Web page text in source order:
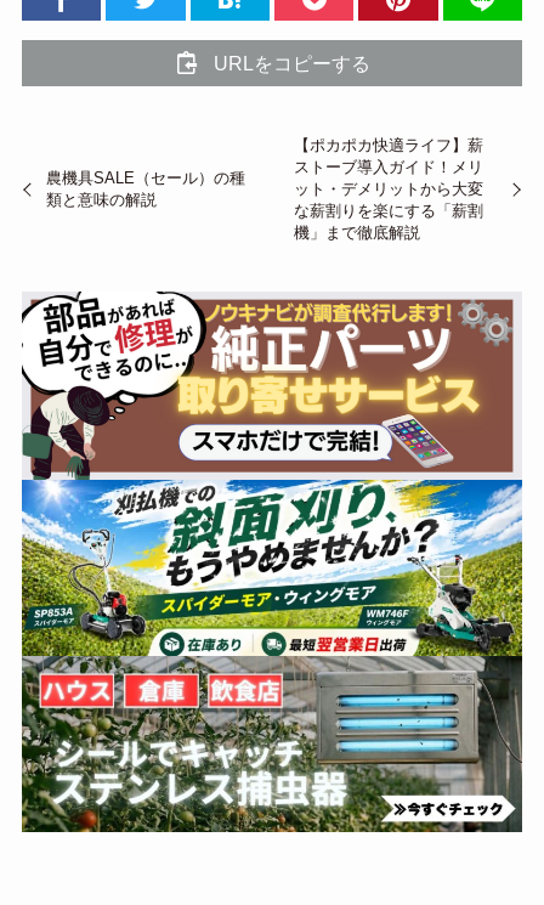
URLをコピーする
農機具SALE（セール）の種
類と意味の解説
【ポカポカ快適ライフ】薪
ストーブ導入ガイド！メリ
ット・デメリットから大変
な薪割りを楽にする「薪割
機」まで徹底解説